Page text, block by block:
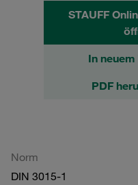
STAUFF
In
PDF
Norm
DIN 3015-1